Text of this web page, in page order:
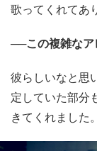
歌ってくれてあ
──この複雑なア
彼らしいなと思
定していた部分
きてくれました。